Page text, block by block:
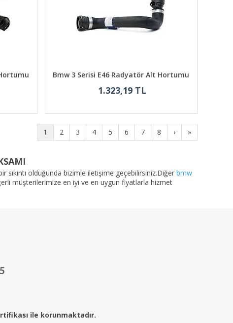
Bmw 3 Serisi E46 Radyatör Alt Hortumu
1.323,19 TL
1 2 3 4 5 6 7 8 › »
sıkıntı olduğunda bizimle iletişime geçebilirsiniz.Diğer bmw
müşterilerimize en iyi ve en uygun fiyatlarla hizmet
ile korunmaktadır.